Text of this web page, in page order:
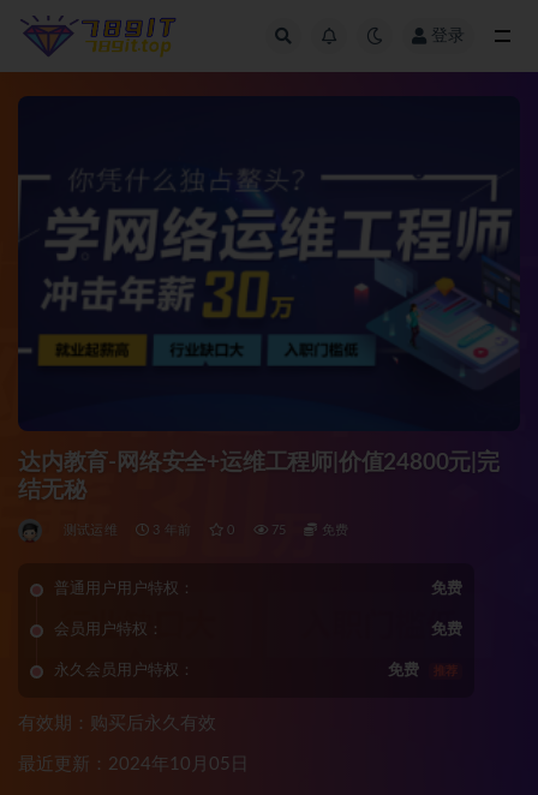
登录
达内教育-网络安全+运维工程师|价值24800元|完
结无秘
测试运维 3 年前 0 75 免费
普通用户用户特权： 免费
会员用户特权： 免费
永久会员用户特权： 免费 推荐
有效期：购买后永久有效
最近更新：2024年10月05日